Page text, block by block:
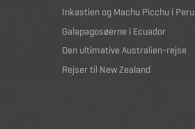
Inkastien og Machu Picchu i Peru
Galapagosøerne i Ecuador
Den ultimative Australien-rejse
Rejser til New Zealand